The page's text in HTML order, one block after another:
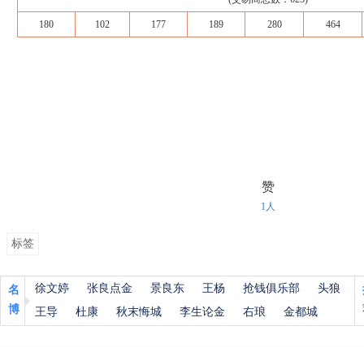
180 102 177 189 280 464
赞
1人
标签
名
博
徐文婷 张良点金 景良东 王杨 抢钱俱乐部
头狼
王导
杜康 秋末悔城 李生论金 右琅 金都城